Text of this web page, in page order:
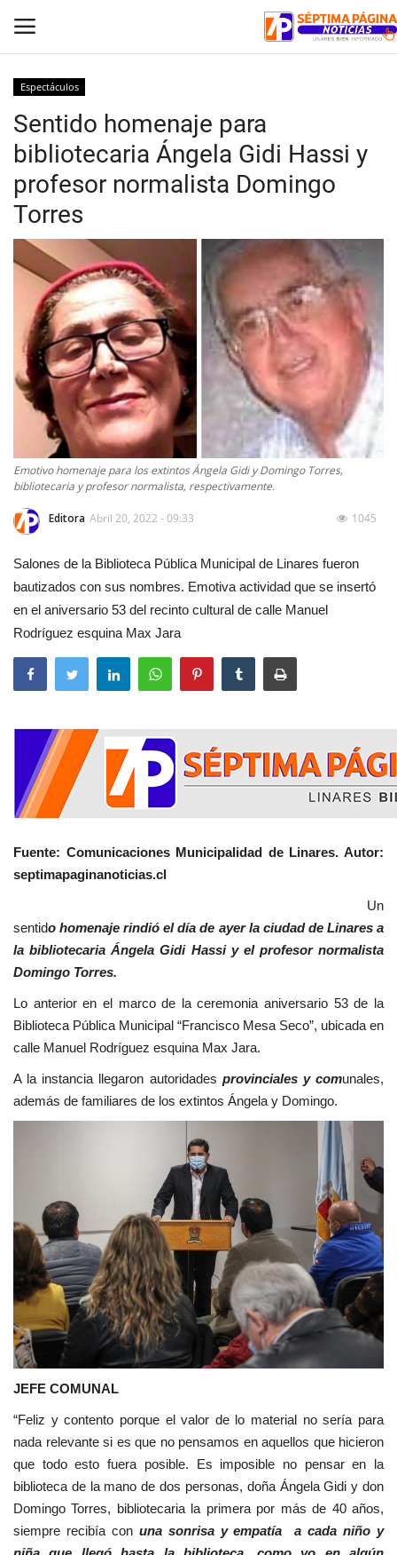
Inicio
Crónica
Policial
Tribunales
Deporte
Política
Espectáculos
Espectáculos
Sentido homenaje para
bibliotecaria Ángela Gidi Hassi y
profesor normalista Domingo
Torres
Emotivo homenaje para los extintos Ángela Gidi y Domingo Torres,
bibliotecaria y profesor normalista, respectivamente.
Editora Abril 20, 2022 - 09:33 1045
Salones de la Biblioteca Pública Municipal de Linares fueron
bautizados con sus nombres. Emotiva actividad que se insertó
en el aniversario 53 del recinto cultural de calle Manuel
Rodríguez esquina Max Jara
Fuente: Comunicaciones Municipalidad de Linares. Autor:
septimapaginanoticias.cl
Un
sentido homenaje rindió el día de ayer la ciudad de Linares a
la bibliotecaria Ángela Gidi Hassi y el profesor normalista
Domingo Torres.
Lo anterior en el marco de la ceremonia aniversario 53 de la
Biblioteca Pública Municipal “Francisco Mesa Seco”, ubicada en
calle Manuel Rodríguez esquina Max Jara.
A la instancia llegaron autoridades provinciales y comunales,
además de familiares de los extintos Ángela y Domingo.
JEFE COMUNAL
“Feliz y contento porque el valor de lo material no sería para
nada relevante si es que no pensamos en aquellos que hicieron
que todo esto fuera posible. Es imposible no pensar en la
biblioteca de la mano de dos personas, doña Ángela Gidi y don
Domingo Torres, bibliotecaria la primera por más de 40 años,
siempre recibía conuna sonrisa y empatía a cada niño y